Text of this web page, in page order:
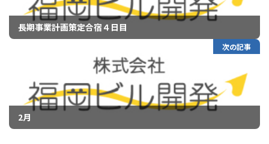
長期事業計画策定合宿４日目
次の記事
2月